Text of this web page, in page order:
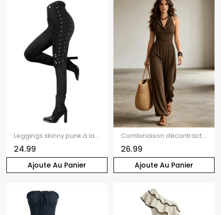
Ajoute Au Panier
Leggings skinny punk à lacets et boucle à œillets, taille élastique
24.99
Ajoute Au Panier
Combinaison décontractée à jambes larges, couleur unie, col drapé et dos nu froncé
26.99